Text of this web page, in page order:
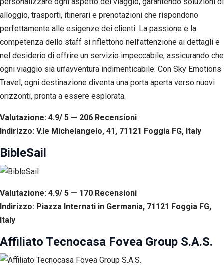
alloggio, trasporti, itinerari e prenotazioni che rispondono
perfettamente alle esigenze dei clienti. La passione e la
competenza dello staff si riflettono nell’attenzione ai dettagli e
nel desiderio di offrire un servizio impeccabile, assicurando che
ogni viaggio sia un’avventura indimenticabile. Con Sky Emotions
Travel, ogni destinazione diventa una porta aperta verso nuovi
orizzonti, pronta a essere esplorata.
Valutazione: 4.9/ 5 — 206 Recensioni
Indirizzo: V.le Michelangelo, 41, 71121 Foggia FG, Italy
BibleSail
Valutazione: 4.9/ 5 — 170 Recensioni
Indirizzo: Piazza Internati in Germania, 71121 Foggia FG,
Italy
Affiliato Tecnocasa Fovea Group S.A.S.